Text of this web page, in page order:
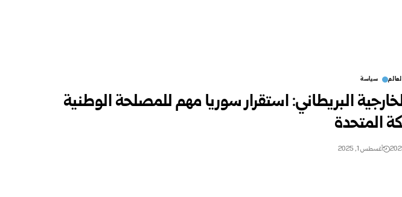
سياسة
البريطاني: استقرار سوريا مهم للمصلحة الوطنية
المتحدة
أغسطس 1, 2025